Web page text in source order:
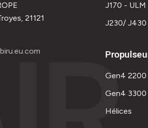
21121
J170 - ULM
J230/ J430
Gen4 2200
Gen4 3300
Hélices